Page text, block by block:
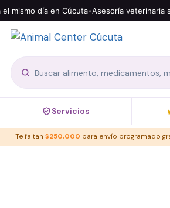
día en Cúcuta•Asesoría veterinaria sin
Servicios
Te faltan $250,000 para envío programado